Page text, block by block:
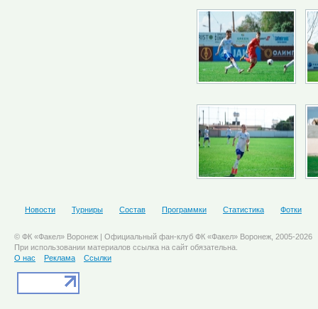
Новости Турниры Состав Программки Статистика Фотки
© ФК «Факел» Воронеж | Официальный фан-клуб ФК «Факел» Воронеж, 2005-2026
При использовании материалов ссылка на сайт обязательна.
О нас
Реклама Ссылки